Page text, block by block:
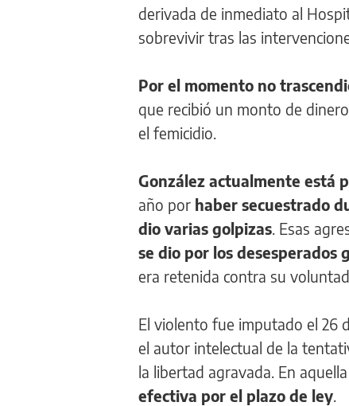
derivada de inmediato al
sobrevivir tras las
Por el momento no
que recibió un monto de
el femicidio.
González actualmente está
año por haber secuestrado
dio varias golpizas. Esas
se dio por los desesperados
era retenida contra su
El violento fue imputado el 26
el autor intelectual de la
la libertad agravada. En
efectiva por el plazo de ley.